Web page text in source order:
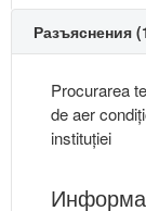
Разъяснения
Procurarea
de aer
instituției